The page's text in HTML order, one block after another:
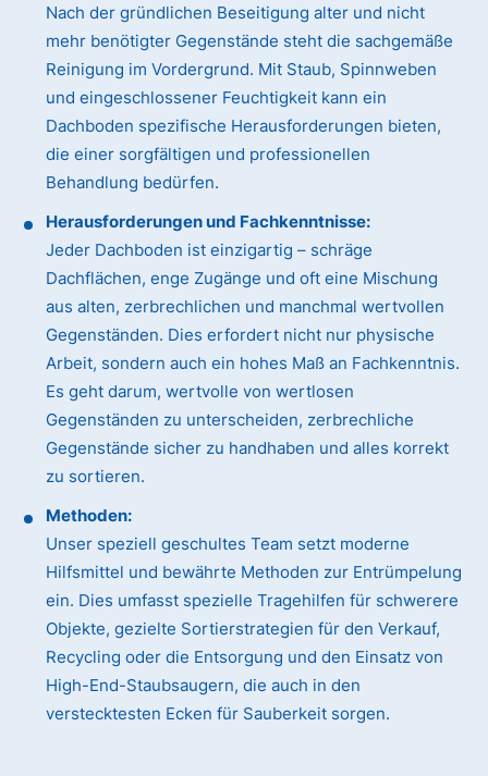
Nach der gründlichen Beseitigung alter und nicht
mehr benötigter Gegenstände steht die sachgemäße
Reinigung im Vordergrund. Mit Staub, Spinnweben
und eingeschlossener Feuchtigkeit kann ein
Dachboden spezifische Herausforderungen bieten,
die einer sorgfältigen und professionellen
Behandlung bedürfen.
Herausforderungen und Fachkenntnisse:
Jeder Dachboden ist einzigartig – schräge
Dachflächen, enge Zugänge und oft eine Mischung
aus alten, zerbrechlichen und manchmal wertvollen
Gegenständen. Dies erfordert nicht nur physische
Arbeit, sondern auch ein hohes Maß an Fachkenntnis.
Es geht darum, wertvolle von wertlosen
Gegenständen zu unterscheiden, zerbrechliche
Gegenstände sicher zu handhaben und alles korrekt
zu sortieren.
Methoden:
Unser speziell geschultes Team setzt moderne
Hilfsmittel und bewährte Methoden zur Entrümpelung
ein. Dies umfasst spezielle Tragehilfen für schwerere
Objekte, gezielte Sortierstrategien für den Verkauf,
Recycling oder die Entsorgung und den Einsatz von
High-End-Staubsaugern, die auch in den
verstecktesten Ecken für Sauberkeit sorgen.